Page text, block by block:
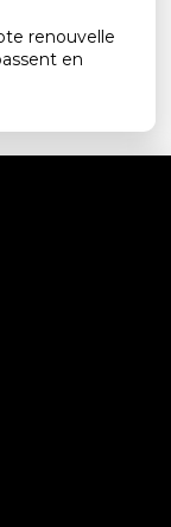
renouvelle
en